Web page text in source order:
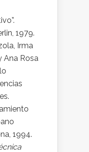
1979.
Irma
Ana Rosa
1994.